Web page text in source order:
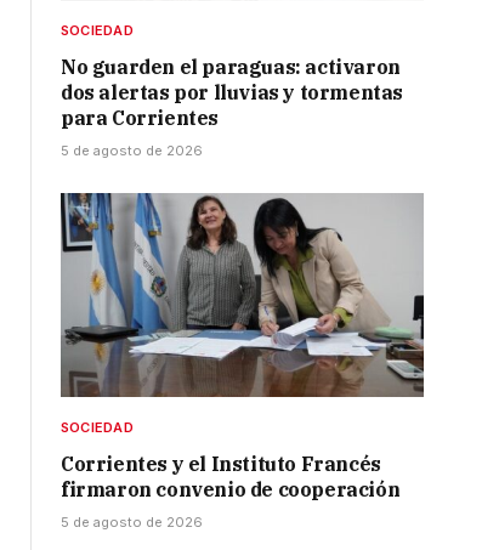
SOCIEDAD
No guarden el paraguas: activaron
dos alertas por lluvias y tormentas
para Corrientes
5 de agosto de 2026
SOCIEDAD
Corrientes y el Instituto Francés
firmaron convenio de cooperación
5 de agosto de 2026